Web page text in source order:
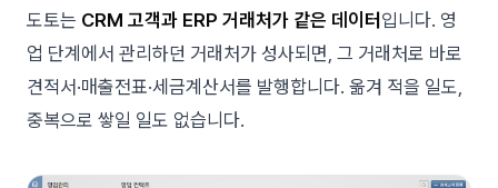
도토는 CRM 고객과 ERP 거래처가 같은 데이터입니다. 영
업 단계에서 관리하던 거래처가 성사되면, 그 거래처로 바로
견적서·매출전표·세금계산서를 발행합니다. 옮겨 적을 일도,
중복으로 쌓일 일도 없습니다.